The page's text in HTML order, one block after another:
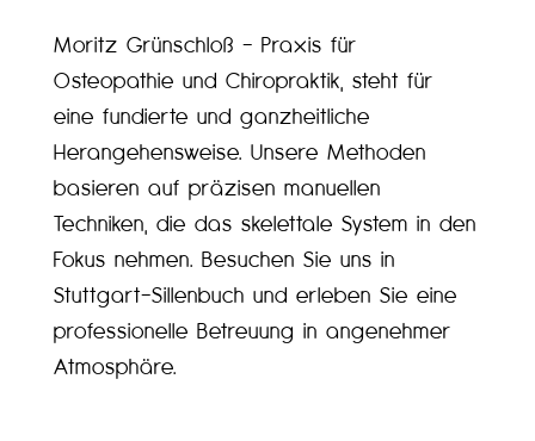
Moritz Grünschloß – Praxis für
Osteopathie und Chiropraktik, steht für
eine fundierte und ganzheitliche
Herangehensweise. Unsere Methoden
basieren auf präzisen manuellen
Techniken, die das skelettale System in den
Fokus nehmen. Besuchen Sie uns in
Stuttgart-Sillenbuch und erleben Sie eine
professionelle Betreuung in angenehmer
Atmosphäre.